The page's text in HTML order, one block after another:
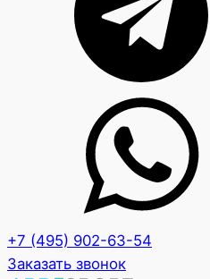
+7 (495) 902-63-54
Заказать звонок